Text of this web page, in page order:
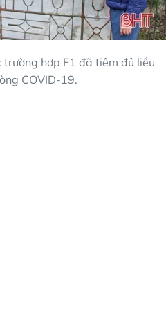
hợp F1 đã tiêm đủ liều
COVID-19.